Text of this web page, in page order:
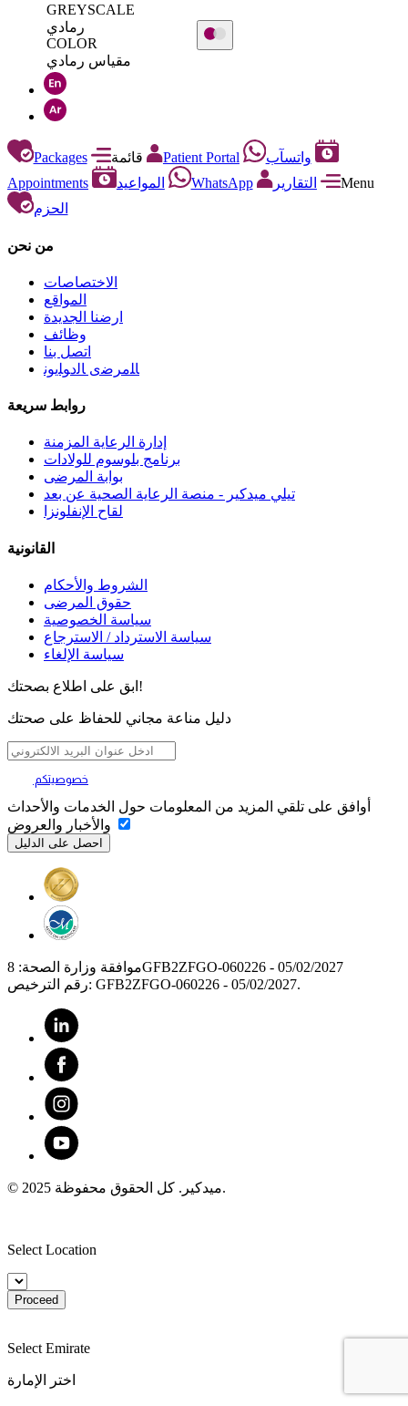
GREYSCALE
رمادي
COLOR
مقياس رمادي
Packages Patient Portal
واتسآب
Appointments
المواعيد WhatsApp التقارير
Menu
الحزم
من نحن
الاختصاصات
المواقع
ارضنا الجديدة
وظائف
اتصل بنا
ﺎﻠﻣﺮﺿﻯ ﺎﻟﺩﻮﻠﻳﻮﻧ
روابط سريعة
إدارة الرعاية المزمنة
برنامج بلوسوم للولادات
بوابة المرضى
تيلي ميدكير - منصة الرعاية الصحية عن بعد
لقاح الإنفلونزا
القانونية
الشروط والأحكام
حقوق المرضى
سياسة الخصوصية
سياسة الاسترداد / الاسترجاع
سياسة الإلغاء
ابق على اطلاع بصحتك!
دليل مناعة مجاني للحفاظ على صحتك
خصوصيتكم
أوافق على تلقي المزيد من المعلومات حول الخدمات والأحداث
موافقة وزارة الصحة: 8GFB2ZFGO-060226 - 05/02/2027
رقم الترخيص: GFB2ZFGO-060226 - 05/02/2027.
© 2025 ميدكير. كل الحقوق محفوظة.
Select Location
Proceed
Select Emirate
اختر الإمارة